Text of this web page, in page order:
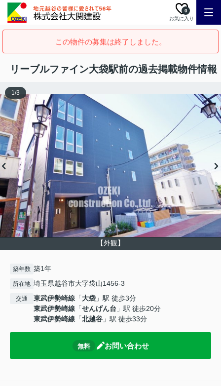
お気に入り
0
この物件の募集は終了しました。
リーブルファイン大袋駅前の過去掲載物件情報
【外観】
1/3
築年数 築1年
所在地 埼玉県越谷市大字袋山1456-3
交通 東武伊勢崎線 「大袋 」駅 徒歩3分
東武伊勢崎線 「せんげん台 」駅 徒歩20分
東武伊勢崎線 「北越谷 」駅 徒歩33分
無料 お問い合わせ